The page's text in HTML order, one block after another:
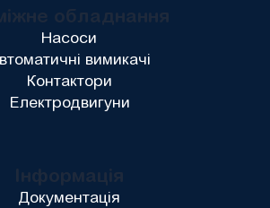
Інформація
Документація
обладнання
Насоси
вимикачі
Контактори
Електродвигуни